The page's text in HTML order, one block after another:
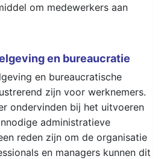
om medewerkers aan
en bureaucratie
en bureaucratische
zijn voor werknemers.
ondervinden bij het uitvoeren
administratieve
reden zijn om de organisatie
en managers kunnen dit